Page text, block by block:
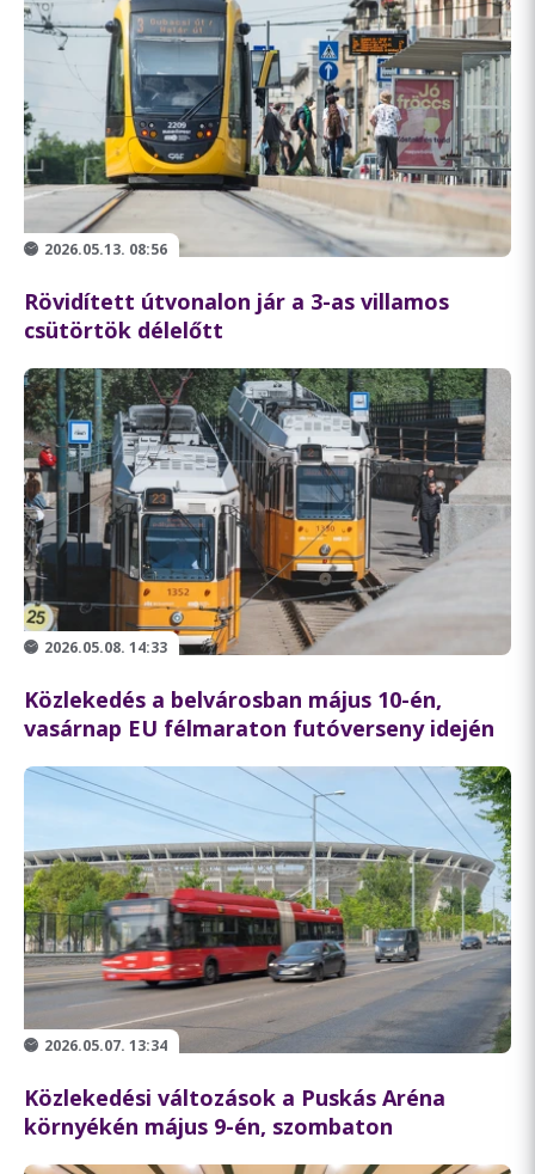
2026.05.13. 08:56
Rövidített útvonalon jár a 3-as villamos
csütörtök délelőtt
2026.05.08. 14:33
Közlekedés a belvárosban május 10-én,
vasárnap EU félmaraton futóverseny idején
2026.05.07. 13:34
Közlekedési változások a Puskás Aréna
környékén május 9-én, szombaton